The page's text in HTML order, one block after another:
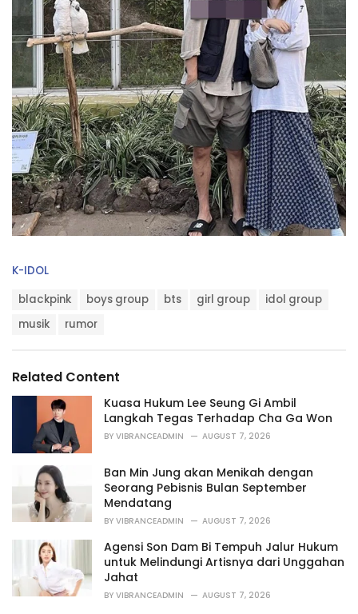
C
i
e
s
K-IDOL
blackpink boys group bts girl group
idol group
musik
rumor
Related Content
Kuasa Hukum Lee Seung Gi Ambil
Langkah Tegas Terhadap Cha Ga Won
BY VIBRANCEADMIN AUGUST 7, 2026
Ban Min Jung akan Menikah dengan
Seorang Pebisnis Bulan September
Mendatang
BY VIBRANCEADMIN AUGUST 7, 2026
Agensi Son Dam Bi Tempuh Jalur Hukum
untuk Melindungi Artisnya dari Unggahan
Jahat
BY VIBRANCEADMIN AUGUST 7, 2026